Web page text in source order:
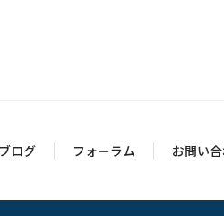
ログ フォーラム お問い